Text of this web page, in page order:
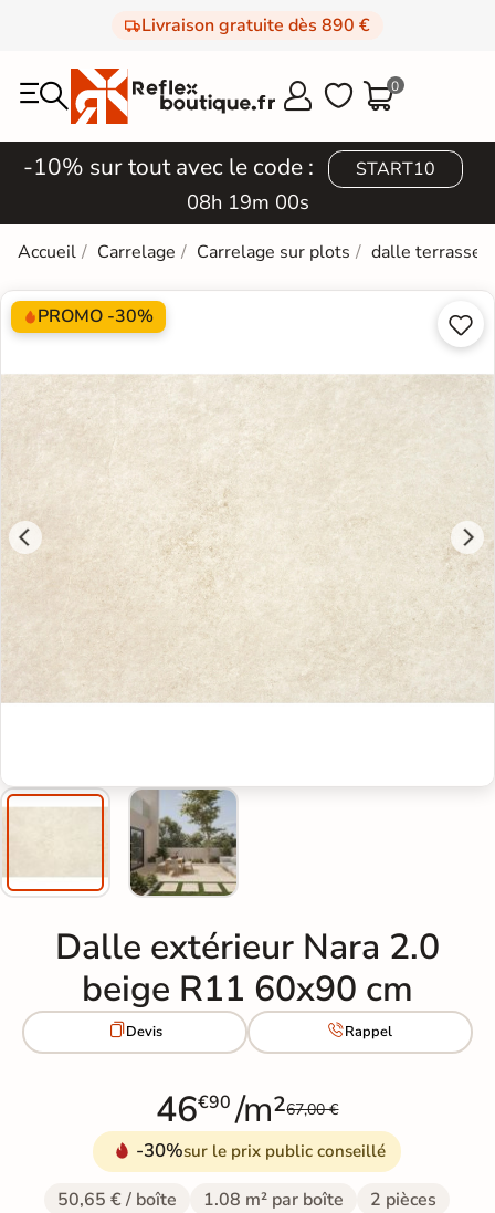
Livraison gratuite dès 890 €
  0
-10% sur tout avec le code : START10
08h 18m 59s
Accueil Carrelage Carrelage sur plots dalle terrasse
PROMO -30% 

Dalle extérieur Nara 2.0
beige R11 60x90 cm
Devis Rappel
46€90 /m²67,00 €
-30%sur le prix public conseillé
50,65 € / boîte 1.08 m² par boîte 2 pièces